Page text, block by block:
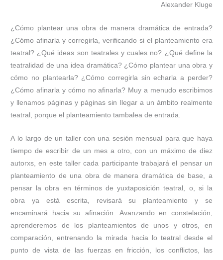
Alexander Kluge
¿Cómo plantear una obra de manera dramática de entrada?
¿Cómo afinarla y corregirla, verificando si el planteamiento era
teatral? ¿Qué ideas son teatrales y cuales no? ¿Qué define la
teatralidad de una idea dramática? ¿Cómo plantear una obra y
cómo no plantearla? ¿Cómo corregirla sin echarla a perder?
¿Cómo afinarla y cómo no afinarla? Muy a menudo escribimos
y llenamos páginas y páginas sin llegar a un ámbito realmente
teatral, porque el planteamiento tambalea de entrada.
A lo largo de un taller con una sesión mensual para que haya
tiempo de escribir de un mes a otro, con un máximo de diez
autorxs, en este taller cada participante trabajará el pensar un
planteamiento de una obra de manera dramática de base, a
pensar la obra en términos de yuxtaposición teatral, o, si la
obra ya está escrita, revisará su planteamiento y se
encaminará hacia su afinación. Avanzando en constelación,
aprenderemos de los planteamientos de unos y otros, en
comparación, entrenando la mirada hacia lo teatral desde el
punto de vista de las fuerzas en fricción, los conflictos, las